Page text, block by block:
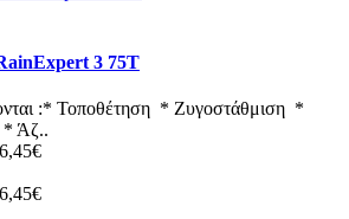
3 75T
:* Τοποθέτηση * Ζυγοστάθμιση *
* Άζ..